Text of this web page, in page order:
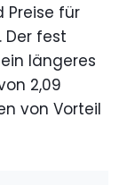
Preise für
fest
längeres
2,09
von Vorteil